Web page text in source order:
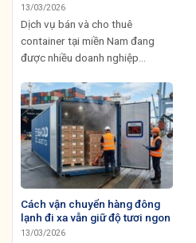
13/03/2026
Dịch vụ bán và cho thuê
container tại miền Nam đang
được nhiều doanh nghiệp...
Cách vận chuyển hàng đông
lạnh đi xa vẫn giữ độ tươi ngon
13/03/2026